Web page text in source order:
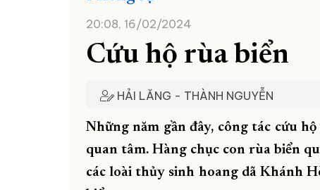
20:08, 16/02/2024
Cứu hộ rùa biển
HẢI LĂNG - THÀNH NGUYỄN
Những năm gần đây, công tác cứu
quan tâm. Hàng chục con rùa biển
các loài thủy sinh hoang dã Khánh